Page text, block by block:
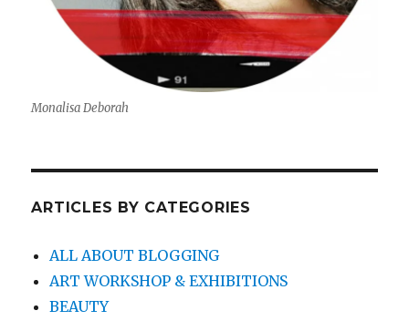
Monalisa Deborah
ARTICLES BY CATEGORIES
ALL ABOUT BLOGGING
ART WORKSHOP & EXHIBITIONS
BEAUTY